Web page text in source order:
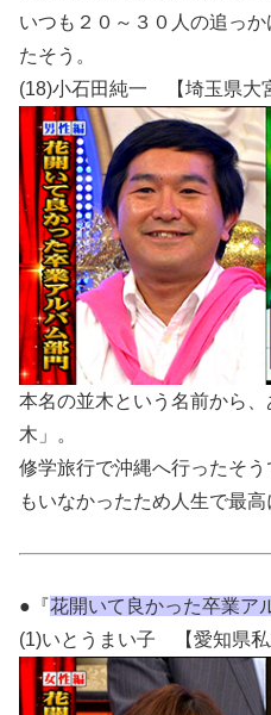
いつも２０～３０人の追っ
たそう。
(18)小石田純一 【埼玉県大
本名の並木という名前から
木」。
修学旅行で沖縄へ行ったそ
もいなかったため人生で最高
●『花開いて良かった卒業
(1)いとうまい子 【愛知県私